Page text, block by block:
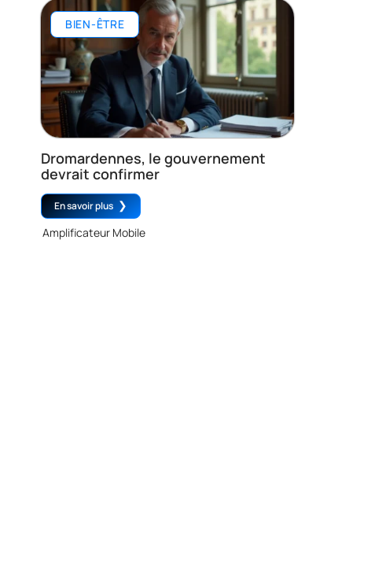
BIEN-ÊTRE
Dromardennes, le gouvernement
devrait confirmer
En savoir plus
Amplificateur Mobile